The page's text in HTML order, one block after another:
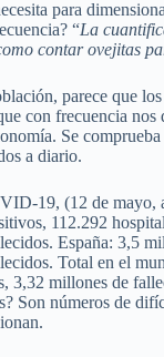
para
“La
contar ovejitas
parece que
con frecuencia nos
Se
a diario.
19, (12 de mayo,
112.292
España: 3,5
Total en el
3,32 millones de
Son números de